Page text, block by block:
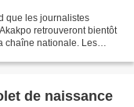
que les journalistes
retrouveront bientôt
chaîne nationale. Les